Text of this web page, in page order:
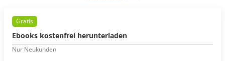
Gratis
Ebooks kostenfrei herunterladen
Nur Neukunden